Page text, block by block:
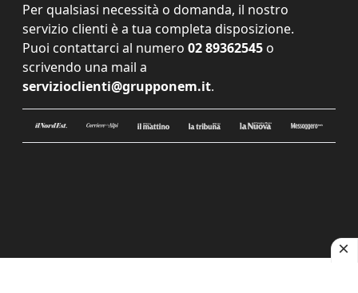
Per qualsiasi necessità o domanda, il nostro
servizio clienti è a tua completa disposizione.
Puoi contattarci al numero 02 89362545 o
scrivendo una mail a
servizioclienti@grupponem.it.